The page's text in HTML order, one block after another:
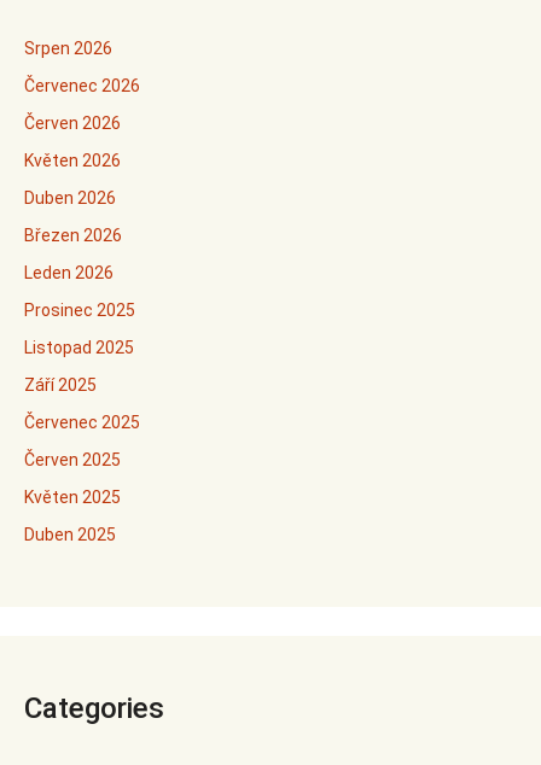
Srpen 2026
Červenec 2026
Červen 2026
Květen 2026
Duben 2026
Březen 2026
Leden 2026
Prosinec 2025
Listopad 2025
Září 2025
Červenec 2025
Červen 2025
Květen 2025
Duben 2025
Categories